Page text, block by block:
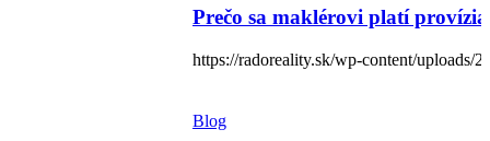
Prečo sa maklérovi platí
https://radoreality.sk/wp-content/uploads/
Blog